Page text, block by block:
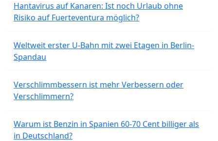
Hantavirus auf Kanaren: Ist noch Urlaub ohne
Risiko auf Fuerteventura möglich?
Weltweit erster U-Bahn mit zwei Etagen in Berlin-
Spandau
Verschlimmbessern ist mehr Verbessern oder
Verschlimmern?
Warum ist Benzin in Spanien 60-70 Cent billiger als
in Deutschland?